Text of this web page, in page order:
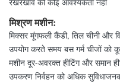
रखरखाव की कोई आवश्यकता नहीं
मिश्रण मशीन:
मिक्सर मूंगफली कैंडी, तिल चीनी और
उपयोग करते समय बस गर्म चीजों को
मशीन दूर-अवरक्त हीटिंग और समान
उपकरण निर्वहन को अधिक